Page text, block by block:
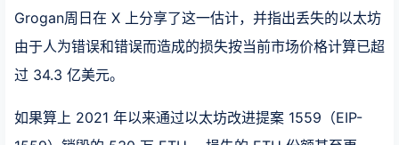
Grogan周日在 X 上分享了这一估计，并指出丢失的以太坊
由于人为错误和错误而造成的损失按当前市场价格计算已超
过 34.3 亿美元。
如果算上 2021 年以来通过以太坊改进提案 1559（EIP-